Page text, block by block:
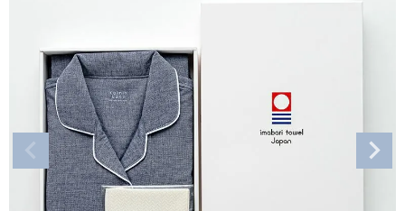
夏の涼しい素材
冬のあったか素材
LADIES